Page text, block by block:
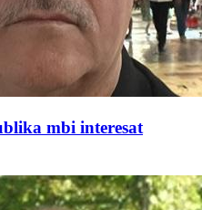
mbi interesat